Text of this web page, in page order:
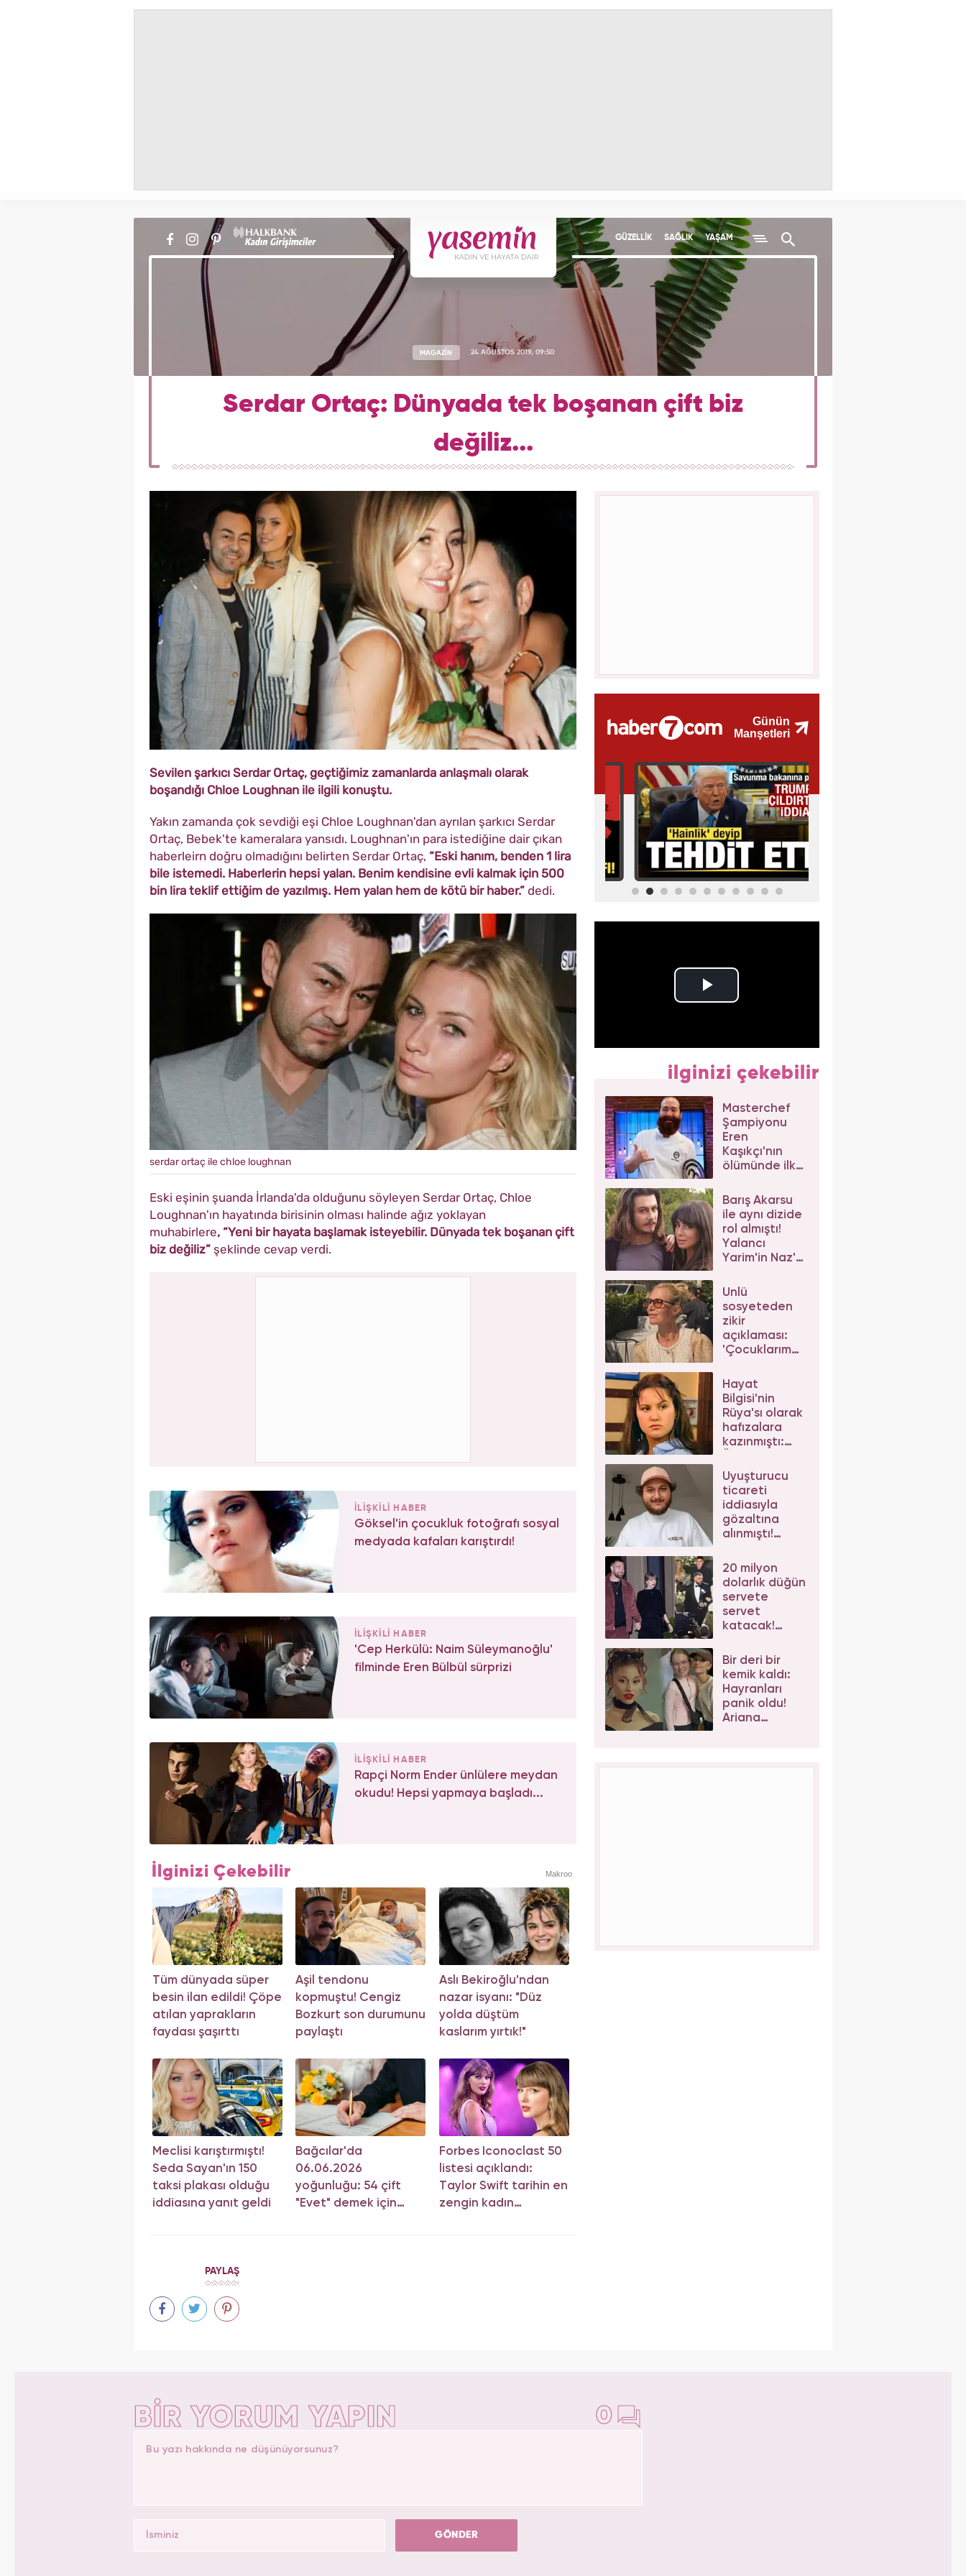
GÜZELLİK SAĞLIK YAŞAM
MAGAZİN 24 AĞUSTOS 2019, 09:50
Serdar Ortaç: Dünyada tek boşanan çift biz
değiliz...
Sevilen şarkıcı Serdar Ortaç, geçtiğimiz zamanlarda anlaşmalı olarak
boşandığı Chloe Loughnan ile ilgili konuştu.
Yakın zamanda çok sevdiği eşi Chloe Loughnan'dan ayrılan şarkıcı Serdar
Ortaç, Bebek'te kameralara yansıdı. Loughnan'ın para istediğine dair çıkan
haberleirn doğru olmadığını belirten Serdar Ortaç, “Eski hanım, benden 1 lira
bile istemedi. Haberlerin hepsi yalan. Benim kendisine evli kalmak için 500
bin lira teklif ettiğim de yazılmış. Hem yalan hem de kötü bir haber.” dedi.
serdar ortaç ile chloe loughnan
Eski eşinin şuanda İrlanda'da olduğunu söyleyen Serdar Ortaç, Chloe
Loughnan'ın hayatında birisinin olması halinde ağız yoklayan
muhabirlere, “Yeni bir hayata başlamak isteyebilir. Dünyada tek boşanan çift
biz değiliz” şeklinde cevap verdi.
İLİŞKİLİ HABER
Göksel'in çocukluk fotoğrafı sosyal
medyada kafaları karıştırdı!
İLİŞKİLİ HABER
'Cep Herkülü: Naim Süleymanoğlu'
filminde Eren Bülbül sürprizi
İLİŞKİLİ HABER
Rapçi Norm Ender ünlülere meydan
okudu! Hepsi yapmaya başladı...
İlginizi Çekebilir Makroo
Tüm dünyada süper
besin ilan edildi! Çöpe
atılan yaprakların
faydası şaşırttı
Aşil tendonu
kopmuştu! Cengiz
Bozkurt son durumunu
paylaştı
Aslı Bekiroğlu'ndan
nazar isyanı: "Düz
yolda düştüm
kaslarım yırtık!"
Meclisi karıştırmıştı!
Seda Sayan'ın 150
taksi plakası olduğu
iddiasına yanıt geldi
Bağcılar'da
06.06.2026
yoğunluğu: 54 çift
"Evet" demek için
Forbes Iconoclast 50
listesi açıklandı:
Taylor Swift tarihin en
zengin kadın
PAYLAŞ
ilginizi çekebilir
Masterchef
Şampiyonu
Eren
Kaşıkçı'nın
ölümünde ilk
Ortağından
dikkat çeken
açıklama
Barış Akarsu
ile aynı dizide
rol almıştı!
Yalancı
Yarim'in Naz'ı
beğeni yağdı
Ünlü
sosyeteden
zikir
açıklaması:
'Çocuklarım
diyerek gelen
eleştirilere
yanıt verdi
Hayat
Bilgisi'nin
Rüya'sı olarak
hafızalara
kazınmıştı:
oyuncunun
değişimi şoke
etti
Uyuşturucu
ticareti
iddiasıyla
gözaltına
alınmıştı!
Tomay,
herkesten
helallik istedi
20 milyon
dolarlık düğün
servete
servet
katacak!
iş birlikleri peş
peşe geliyor
Bir deri bir
kemik kaldı:
Hayranları
panik oldu!
Ariana
BİR YORUM YAPIN 0
GÖNDER